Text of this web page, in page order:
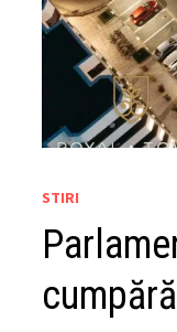
STIRI